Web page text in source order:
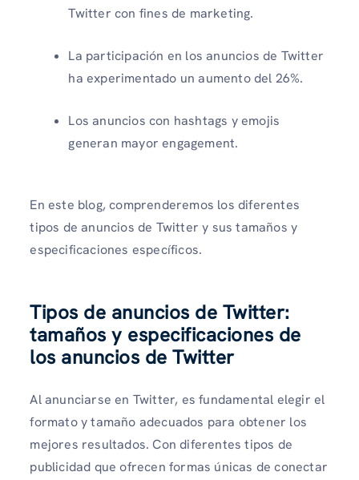
Twitter con fines de marketing.
La participación en los anuncios de Twitter
ha experimentado un aumento del 26%.
Los anuncios con hashtags y emojis
generan mayor engagement.
En este blog, comprenderemos los diferentes
tipos de anuncios de Twitter y sus tamaños y
especificaciones específicos.
Tipos de anuncios de Twitter:
tamaños y especificaciones de
los anuncios de Twitter
Al anunciarse en Twitter, es fundamental elegir el
formato y tamaño adecuados para obtener los
mejores resultados. Con diferentes tipos de
publicidad que ofrecen formas únicas de conectar